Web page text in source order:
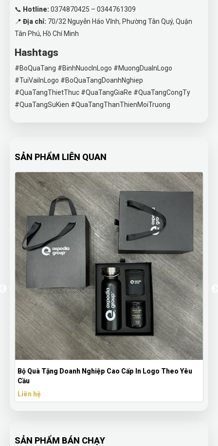
📞 Hotline: 0374870425 – 0344761309
📍 Địa chỉ: 70/32 Nguyễn Háo Vĩnh, Phường Tân Quý, Quận
Tân Phú, Hồ Chí Minh
Hashtags
#BoQuaTang #BinhNuocInLogo #MuongDuaInLogo
#TuiVaiInLogo #BoQuaTangDoanhNghiep
#QuaTangThietThuc #QuaTangGiaRe #QuaTangCongTy
#QuaTangSuKien #QuaTangThanThienMoiTruong
SẢN PHẨM LIÊN QUAN
Cao Cấp In Logo Theo Yêu
Bộ Quà Tặng Bình Giữ
SẢN PHẨM BÁN CHẠY